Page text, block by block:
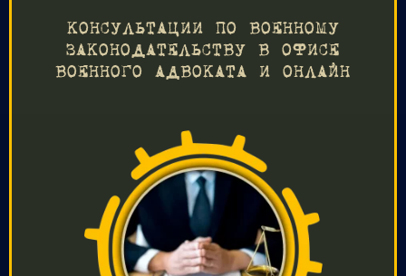
КОНСУЛЬТАЦИИ ПО ВОЕННОМУ
ЗАКОНОДАТЕЛЬСТВУ В ОФИСЕ
ВОЕННОГО АДВОКАТА И ОНЛАЙН